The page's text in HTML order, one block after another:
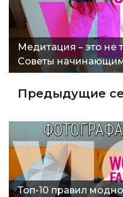
Медитация – это не
Советы
Предыдущие
Топ-10 правил